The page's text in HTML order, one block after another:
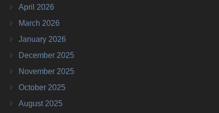
April 2026
March 2026
January 2026
December 2025
November 2025
October 2025
August 2025